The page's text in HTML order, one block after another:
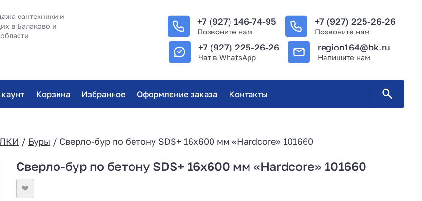
сантехники и
в Балаково и
+7 (927) 146-74-95
Позвоните нам
+7 (927) 225-26-26
Позвоните нам
+7 (927) 225-26-26
Чат в WhatsApp
region164@bk.ru
Напишите нам
Корзина Избранное Оформление заказа Контакты
/ Буры / Сверло-бур по бетону SDS+ 16х600 мм «Hardcore» 101660
Сверло-бур по бетону SDS+ 16х600 мм «Hardcore» 101660
❤